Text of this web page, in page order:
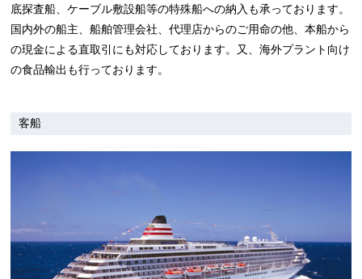
底探査船、ケーブル敷設船等の特殊船への納入も承っております。
国内外の船主、船舶管理会社、代理店からのご用命の他、本船から
の現金による直取引にも対応しております。又、海外プラント向け
の食品輸出も行っております。
客船